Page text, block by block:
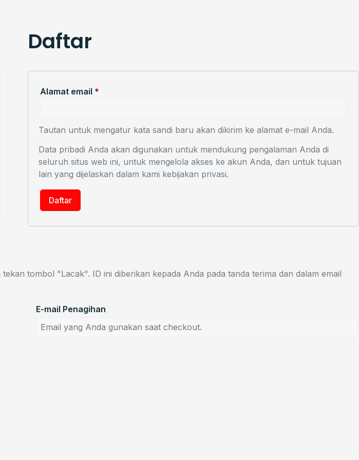
Daftar
Alamat email *
Tautan untuk mengatur kata sandi baru akan dikirim ke alamat e-mail Anda.
Data pribadi Anda akan digunakan untuk mendukung pengalaman Anda di
seluruh situs web ini, untuk mengelola akses ke akun Anda, dan untuk tujuan
lain yang dijelaskan dalam kami kebijakan privasi.
Daftar
tombol "Lacak". ID ini diberikan kepada Anda pada tanda terima dan dalam email
E-mail Penagihan